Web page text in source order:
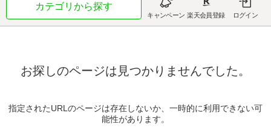
カテゴリから探す
キャンペーン 楽天会員登録 ログイン
お探しのページは見つかりませんでした。
指定されたURLのページは存在しないか、一時的に利用できない可
能性があります。